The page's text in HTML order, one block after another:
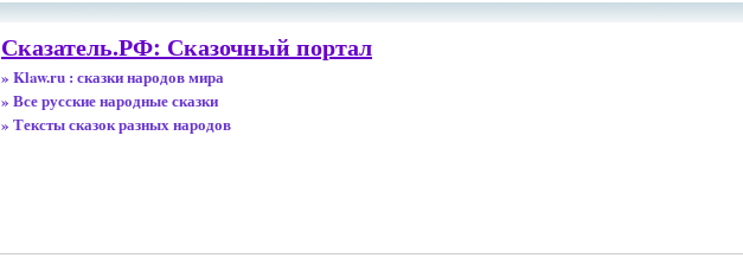
Сказатель.РФ: Сказочный портал
» Klaw.ru : сказки народов мира
» Все русские народные сказки
» Тексты сказок разных народов